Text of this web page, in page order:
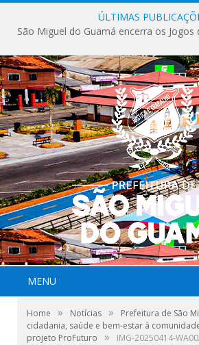
ÚLTIMAS
MENU
Home » Notícias »
Prefeitura de São
cidadania, saúde e bem-estar à
projeto ProFuturo
» IMG-20250414-